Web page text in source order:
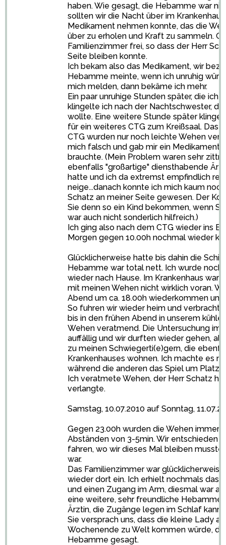
haben. Wie gesagt, die Hebamme war
sollten wir die Nacht über im
Medikament nehmen konnte, das die
über zu erholen und Kraft zu sammeln.
Familienzimmer frei, so dass der Herr
Seite bleiben konnte.
Ich bekam also das Medikament, wir
Hebamme meinte, wenn ich unruhig
mich melden, dann bekäme ich mehr.
Ein paar unruhige Stunden später, die ich
klingelte ich nach der Nachtschwester,
wollte. Eine weitere Stunde später
für ein weiteres CTG zum Kreißsaal. Das
CTG wurden nur noch leichte Wehen
mich falsch und gab mir ein Medikament
brauchte. (Mein Problem waren sehr
ebenfalls "großartige" diensthabende
hatte und ich da extremst empfindlich
neige...danach konnte ich mich kaum
Schatz an meiner Seite gewesen. Der
Sie denn so ein Kind bekommen, wenn
war auch nicht sonderlich hilfreich.)
Ich ging also nach dem CTG wieder ins
Morgen gegen 10.00h nochmal wieder
Glücklicherweise hatte bis dahin die
Hebamme war total nett. Ich wurde
wieder nach Hause. Im Krankenhaus war
mit meinen Wehen nicht wirklich voran.
Abend um ca. 18.00h wiederkommen um
So fuhren wir wieder heim und
bis in den frühen Abend in unserem
Wehen veratmend. Die Untersuchung im
auffällig und wir durften wieder gehen,
zu meinen Schwiegerti(e)gern, die
Krankenhauses wohnen. Ich machte es
während die anderen das Spiel um Platz
Ich veratmete Wehen, der Herr Schatz
verlangte.
Samstag, 10.07.2010 auf Sonntag,
Gegen 23.00h wurden die Wehen immer
Abständen von 3-5min. Wir entschieden
fahren, wo wir dieses Mal bleiben
war.
Das Familienzimmer war
wieder dort ein. Ich erhielt nochmals das
und einen Zugang im Arm, diesmal war
eine weitere, sehr freundliche
Ärztin, die Zugänge legen im Schlaf kann.
Sie versprach uns, dass die kleine Lady
Wochenende zu Welt kommen würde,
Hebamme gesagt.